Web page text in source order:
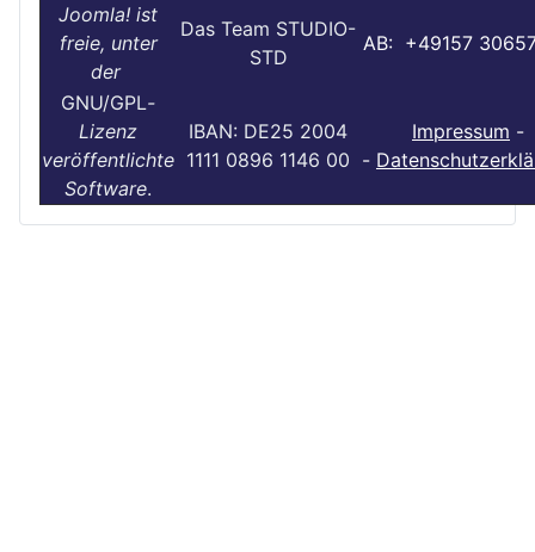
Joomla! ist
freie, unter
der
Das Team STUDIO-
STD
AB: +49157
GNU/GPL-
Lizenz
veröffentlichte
Software.
IBAN: DE25 2004
1111 0896 1146 00
Impressum -
-